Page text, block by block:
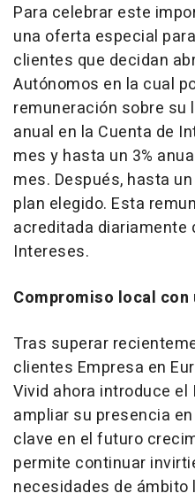
Para celebrar este
una oferta especial
clientes que decidan
Autónomos en la cual
remuneración sobre su
anual en la Cuenta de
mes y hasta un 3%
mes. Después, hasta
plan elegido. Esta
acreditada diariamente
Intereses.
Compromiso local con
Tras superar
clientes Empresa en
Vivid ahora introduce el
ampliar su presencia
clave en el futuro
permite continuar
necesidades de ámbito